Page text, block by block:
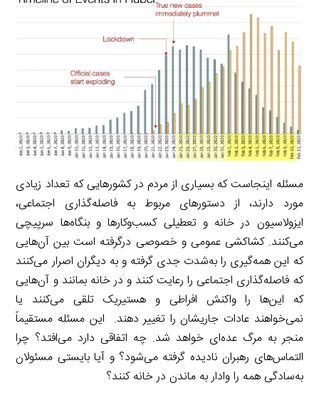
مسئله اینجاست که بسیاری از مردم در کشورهایی که تعداد زیادی
مورد دارند، از دستورهای مربوط به فاصله‌گذاری اجتماعی،
ایزولاسیون در خانه و تعطیلی کسب‌وکارها و بنگاه‌ها سرپیچی
می‌کنند. کشاکشی عمومی و خصوصی درگرفته است بین آن‌هایی
که این همه‌گیری را به‌شدت جدی گرفته و به دیگران اصرار می‌کنند
که فاصله‌گذاری اجتماعی را رعایت کنند و در خانه بمانند و آن‌هایی
که این‌ها را واکنش افراطی و هستیریک تلقی می‌کنند یا
نمی‌خواهند عادات جاریشان را تغییر دهند. این مسئله مستقیماً
منجر به مرگ عده‌ای خواهد شد. چه اتفاقی دارد می‌افتد؟ چرا
التماس‌های رهبران نادیده گرفته می‌شود؟ و آیا بایستی مسئولان
به‌سادگی همه را وادار به ماندن در خانه کنند؟